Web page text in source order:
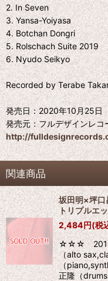
2. In Seven
3. Yansa-Yoiyasa
4. Botchan Dongri
5. Rolschach Suite 2019
6. Nyudo Seikyo
Recorded by Terabe
発売日：2020年10月25日
発売元：フルデザインレコ
http://
関連商品
坂田明×坪
トリプルエ
2,484円(税
☆☆☆ 2019
（alto
（
正隆（